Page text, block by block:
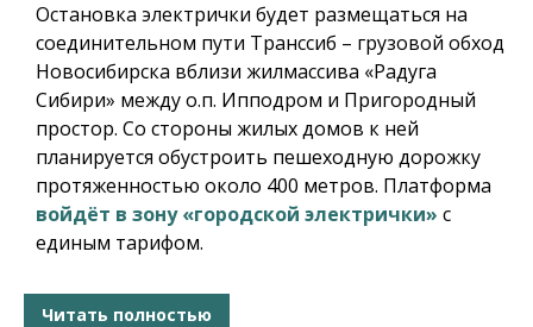
Остановка электрички будет размещаться на
соединительном пути Транссиб – грузовой обход
Новосибирска вблизи жилмассива «Радуга
Сибири» между о.п. Ипподром и Пригородный
простор. Со стороны жилых домов к ней
планируется обустроить пешеходную дорожку
протяженностью около 400 метров. Платформа
войдёт в зону «городской электрички» с
единым тарифом.
Читать полностью